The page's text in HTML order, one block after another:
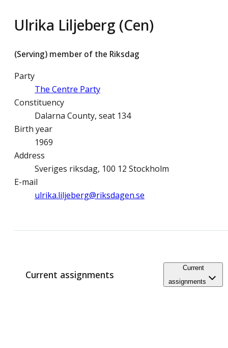
Ulrika Liljeberg (Cen)
(Serving) member of the Riksdag
Party
The Centre Party
Constituency
Dalarna County, seat 134
Birth year
1969
Address
Sveriges riksdag, 100 12 Stockholm
E-mail
ulrika.liljeberg@­riksdagen.se
Current assignments
Current
assignments